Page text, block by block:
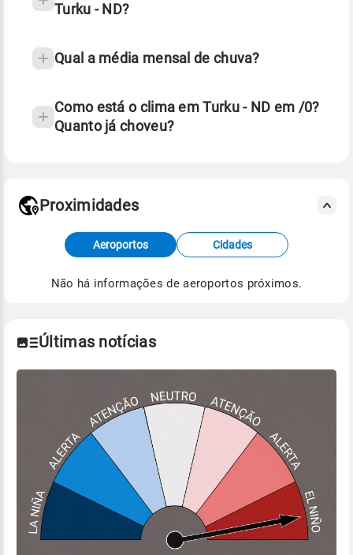
Turku - ND?
Qual a média mensal de chuva?
Como está o clima em Turku - ND em /0?
Quanto já choveu?
Fonte: dados combinados de estações
meteorológicas e satélite do Centro de Previsão
de Tempo e Estudos Climáticos (CPTEC).
Para obter mais informações sobre os dados
Proximidades
Aeroportos Cidades
Não há informações de aeroportos próximos.
Últimas notícias